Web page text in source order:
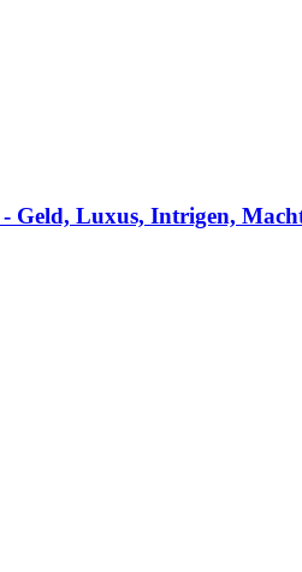
- Geld, Luxus, Intrigen,